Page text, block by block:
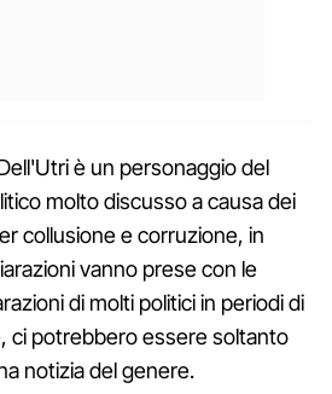
è un personaggio del
molto discusso a causa dei
collusione e corruzione, in
vanno prese con le
di molti politici in periodi di
ci potrebbero essere soltanto
notizia del genere.